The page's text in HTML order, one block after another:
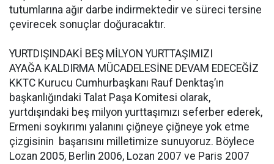
tutumlarına ağır darbe indirmektedir ve süreci tersine
çevirecek sonuçlar doğuracaktır.
YURTDIŞINDAKİ BEŞ MİLYON YURTTAŞIMIZI
AYAĞA KALDIRMA MÜCADELESİNE DEVAM EDECEĞİZ
KKTC Kurucu Cumhurbaşkanı Rauf Denktaş’ın
başkanlığındaki Talat Paşa Komitesi olarak,
yurtdışındaki beş milyon yurttaşımızı seferber ederek,
Ermeni soykırımı yalanını çiğneye çiğneye yok etme
çizgisinin başarısını milletimize sunuyoruz. Böylece
Lozan 2005, Berlin 2006, Lozan 2007 ve Paris 2007